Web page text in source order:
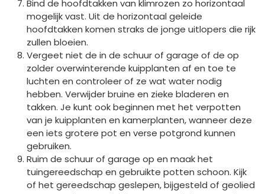
Bind de hoofdtakken van klimrozen zo horizontaal
mogelijk vast. Uit de horizontaal geleide
hoofdtakken komen straks de jonge uitlopers die rijk
zullen bloeien.
Vergeet niet de in de schuur of garage of de op
zolder overwinterende kuipplanten af en toe te
luchten en controleer of ze wat water nodig
hebben. Verwijder bruine en zieke bladeren en
takken. Je kunt ook beginnen met het verpotten
van je kuipplanten en kamerplanten, wanneer deze
een iets grotere pot en verse potgrond kunnen
gebruiken.
Ruim de schuur of garage op en maak het
tuingereedschap en gebruikte potten schoon. Kijk
of het gereedschap geslepen, bijgesteld of geolied